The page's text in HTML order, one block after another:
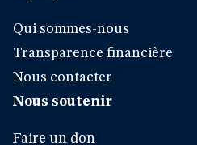
Qui sommes-nous
Transparence financière
Nous contacter
Nous soutenir
Faire un don